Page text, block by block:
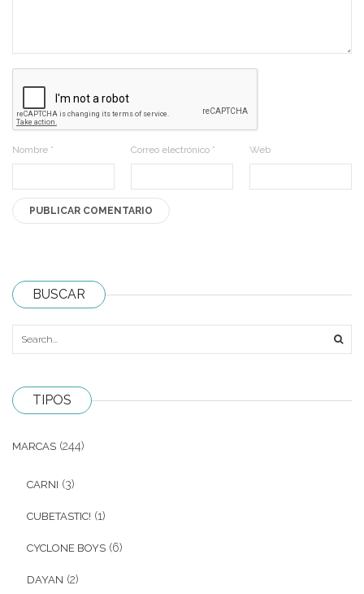
Nombre * Correo electrónico * Web
BUSCAR
TIPOS
MARCAS (244)
CARNI (3)
CUBETASTIC! (1)
CYCLONE BOYS (6)
DAYAN (2)